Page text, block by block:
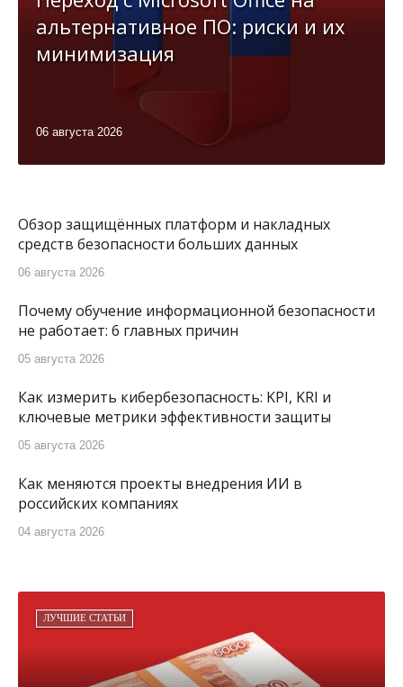
альтернативное ПО: риски и их
минимизация
06 августа 2026
Обзор защищённых платформ и накладных
средств безопасности больших данных
06 августа 2026
Почему обучение информационной безопасности
не работает: 6 главных причин
05 августа 2026
Как измерить кибербезопасность: KPI, KRI и
ключевые метрики эффективности защиты
05 августа 2026
Как меняются проекты внедрения ИИ в
российских компаниях
04 августа 2026
ЛУЧШИЕ СТАТЬИ